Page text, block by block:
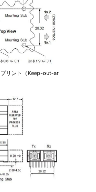
リント（Keep-out-ar